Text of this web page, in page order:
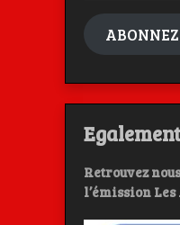
mail
Retrouvez
l’émission